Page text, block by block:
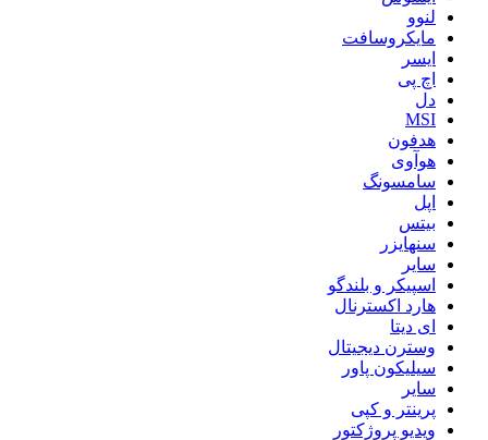
لنوو
مایکروسافت
ایسر
اچ پی
دل
MSI
هدفون
هوآوی
سامسونگ
اپل
بیتس
سنهایزر
سایر
اسپیکر و بلندگو
هارد اکسترنال
ای دیتا
وسترن دیجیتال
سیلیکون پاور
سایر
پرینتر و کپی
ویدیو پروژکتور